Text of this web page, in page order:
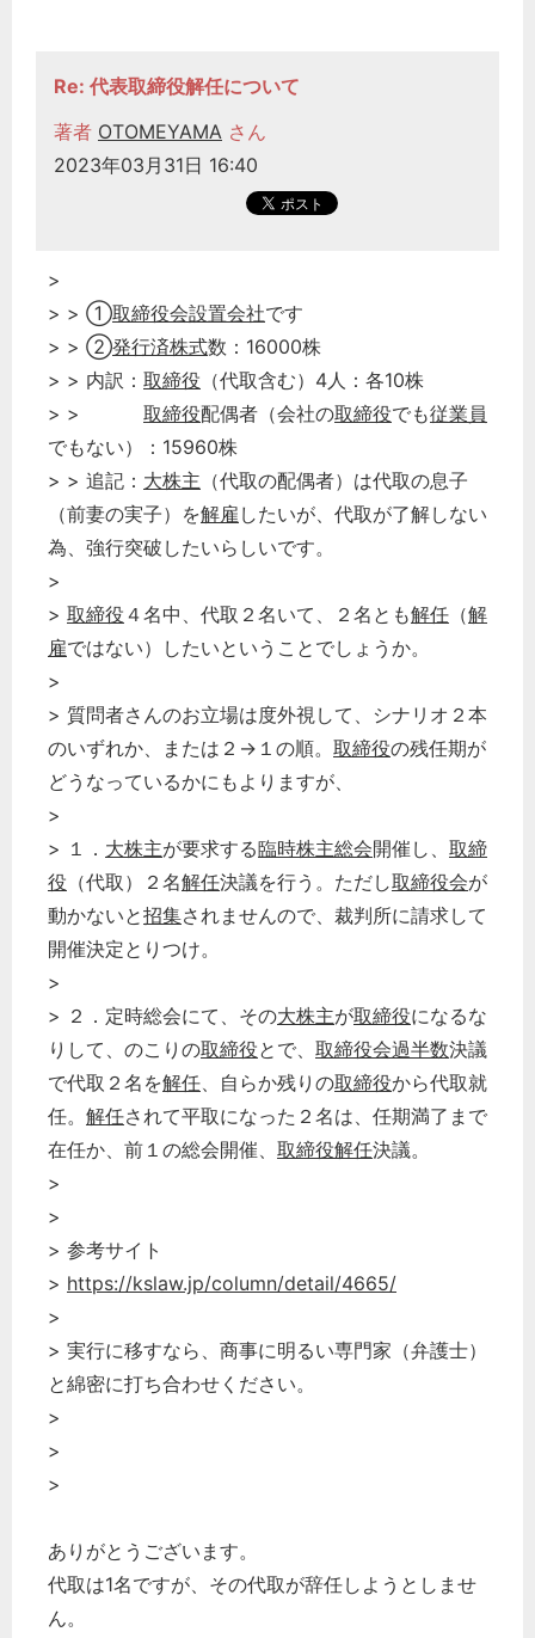
Re: 代表取締役解任について
著者 OTOMEYAMA さん
2023年03月31日 16:40
>
> > ①取締役会設置会社です
> > ②発行済株式数：16000株
> > 内訳： 取締役 （代取含む）4人：各10株
> > 取締役配偶者（会社の取締役でも従業員
でもない）：15960株
> > 追記： 大株主 （代取の配偶者）は代取の息子
（前妻の実子）を解雇 したいが、代取が了解しない
為、強行突破したいらしいです。
>
> 取締役 ４名中、代取２名いて、２名とも解任 （解
雇ではない）したいということでしょうか。
>
> 質問者さんのお立場は度外視して、シナリオ２本
のいずれか、または２→１の順。 取締役の残任期が
どうなっているかにもよりますが、
>
> １． 大株主が要求する臨時株主総会開催し、 取締
役 （代取）２名解任決議を行う。ただし取締役会が
動かないと招集されませんので、裁判所に請求して
開催決定とりつけ。
>
> ２．定時総会にて、その大株主が取締役になるな
りして、のこりの取締役とで、 取締役会過半数決議
で代取２名を解任、自らか残りの取締役から代取就
任。 解任されて平取になった２名は、任期満了まで
在任か、前１の総会開催、 取締役解任決議。
>
>
> 参考サイト
> https://kslaw.jp/column/detail/4665/
>
> 実行に移すなら、商事に明るい専門家（弁護士）
と綿密に打ち合わせください。
>
>
>
ありがとうございます。
代取は1名ですが、その代取が辞任しようとしませ
ん。
次へ